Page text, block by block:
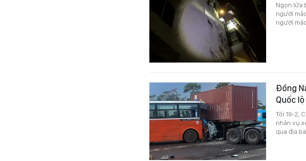
Ngọn lửa
người
người
Đồng
Quốc
Tối 19-2,
nhân vụ
qua địa